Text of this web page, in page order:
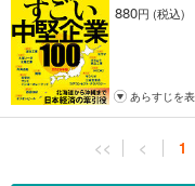
880円 (税込)
あらすじを
週刊東洋経
<< < 1